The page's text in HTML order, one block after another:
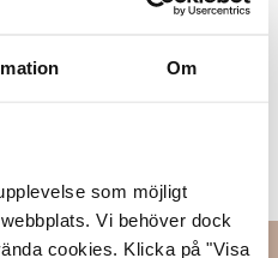
Om
som möjligt
Vi behöver dock
cookies. Klicka på "Visa